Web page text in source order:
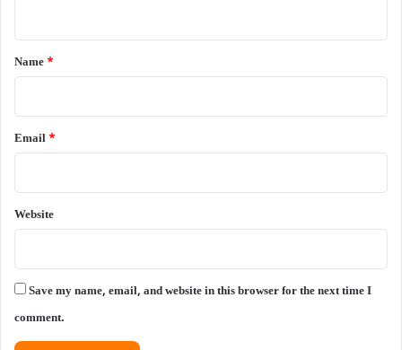
*
Name *
Email *
Website
Save my name, email, and website in this browser for the next time I
comment.